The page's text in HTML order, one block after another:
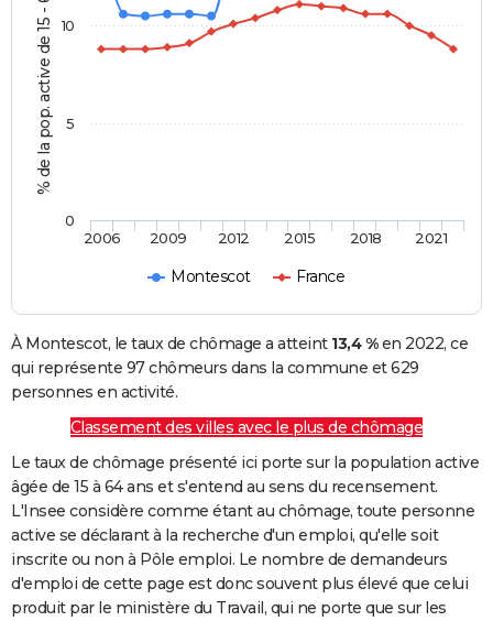
% de la pop. active de 15 - 64 ans
Montescot France
2006 2009 2012 2015 2018 2021
0
5
10
À Montescot, le taux de chômage a atteint 13,4 %en 2022, ce
qui représente 97 chômeurs dans la commune et 629
personnes en activité.
Classement des villes avec le plus de chômage
Le taux de chômage présenté ici porte sur la population active
âgée de 15 à 64 ans et s'entend au sens du recensement.
L'Insee considère comme étant au chômage, toute personne
active se déclarant à la recherche d'un emploi, qu'elle soit
inscrite ou non à Pôle emploi. Le nombre de demandeurs
d'emploi de cette page est donc souvent plus élevé que celui
produit par le ministère du Travail, qui ne porte que sur les